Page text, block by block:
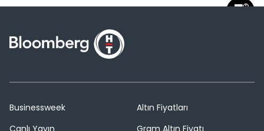
Businessweek
Altın Fiyatları